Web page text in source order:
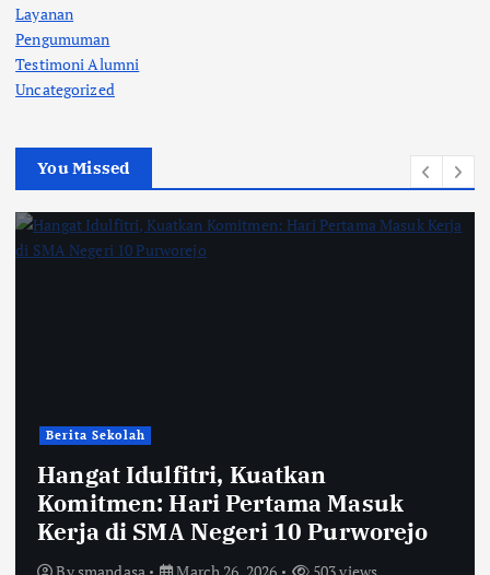
Layanan
Pengumuman
Testimoni Alumni
Uncategorized
You Missed
Berita Sekolah
Hangat Idulfitri, Kuatkan
Komitmen: Hari Pertama Masuk
Kerja di SMA Negeri 10 Purworejo